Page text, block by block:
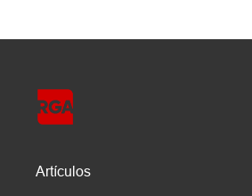
Artículos